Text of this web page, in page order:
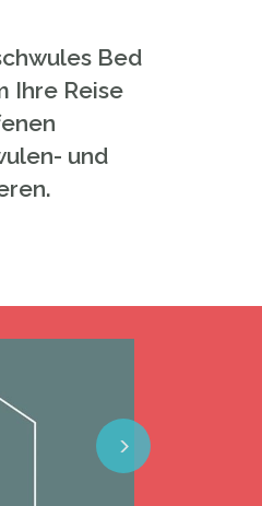
Bed
Ihre Reise
und